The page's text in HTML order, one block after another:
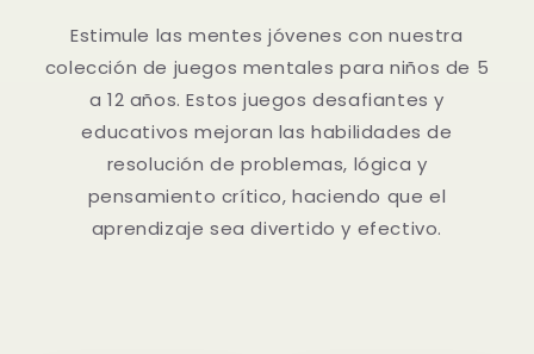
Estimule las mentes jóvenes con nuestra
colección de juegos mentales para niños de 5
a 12 años. Estos juegos desafiantes y
educativos mejoran las habilidades de
resolución de problemas, lógica y
pensamiento crítico, haciendo que el
aprendizaje sea divertido y efectivo.